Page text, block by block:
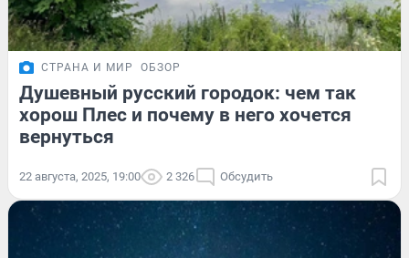
СТРАНА И МИР ОБЗОР
Душевный русский городок: чем так
хорош Плес и почему в него хочется
вернуться
22 августа, 2025, 19:00 2 326 Обсудить